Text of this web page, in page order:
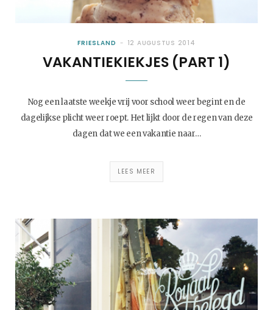
FRIESLAND 12 AUGUSTUS 2014
VAKANTIEKIEKJES (PART 1)
Nog een laatste weekje vrij voor school weer begint en de
dagelijkse plicht weer roept. Het lijkt door de regen van deze
dagen dat we een vakantie naar…
LEES MEER